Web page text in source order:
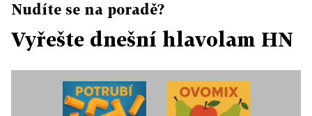
Nudíte se na poradě?
Vyřešte dnešní hlavolam HN